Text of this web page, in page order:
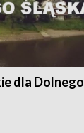
dla Dolnego